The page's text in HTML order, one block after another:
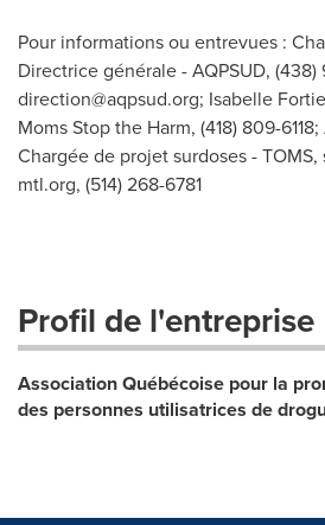
Pour informations ou entrevues :
Directrice générale - AQPSUD,
direction@aqpsud.org; Isabelle
Moms Stop the Harm, (418) 809-
Chargée de projet surdoses - TOMS,
mtl.org, (514) 268-6781
Profil de l'entreprise
Association Québécoise pour la
des personnes utilisatrices de